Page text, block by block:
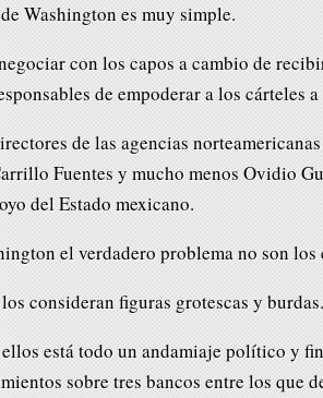
Washington es muy simple.
con los capos a cambio de
de empoderar a los cárteles
de las agencias
Fuentes y mucho menos Ovidio
del Estado mexicano.
el verdadero problema no son
consideran figuras grotescas y burdas.
está todo un andamiaje político y
sobre tres bancos entre los que